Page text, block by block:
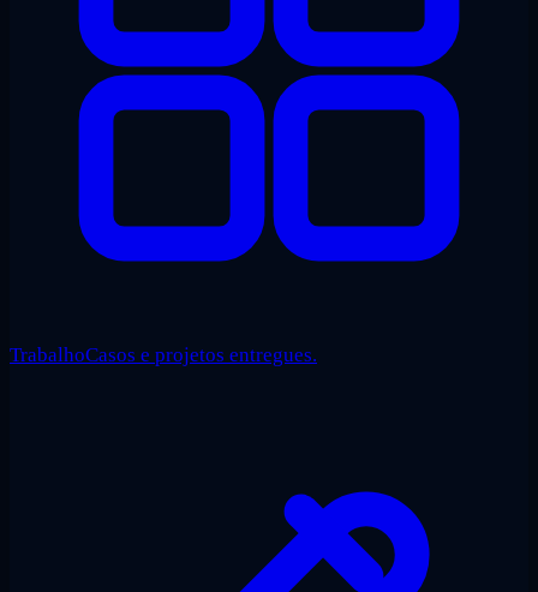
TrabalhoCasos e projetos entregues.